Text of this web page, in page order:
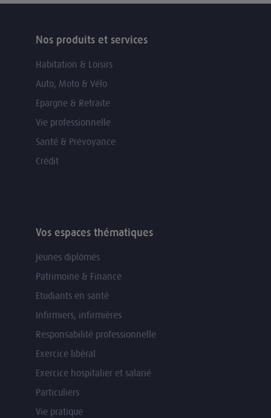
Nos produits et services
Habitation & Loisirs
Auto, Moto & Vélo
Epargne & Retraite
Vie professionnelle
Santé & Prévoyance
Crédit
Vos espaces thématiques
Jeunes diplômés
Patrimoine & Finance
Etudiants en santé
Infirmiers, infirmières
Responsabilité professionnelle
Exercice libéral
Exercice hospitalier et salarié
Particuliers
Vie pratique